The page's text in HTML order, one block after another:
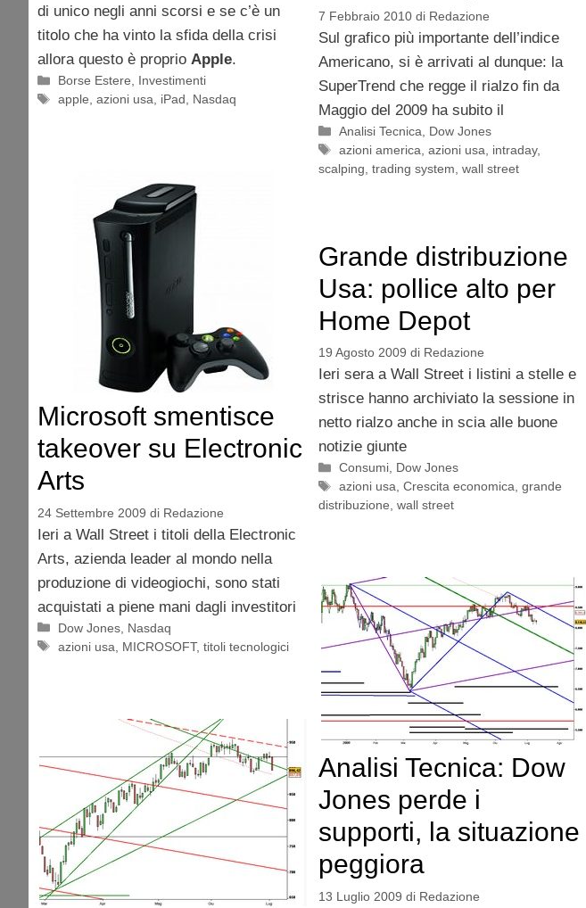
di unico negli anni scorsi e se c’è un
titolo che ha vinto la sfida della crisi
allora questo è proprio Apple.
Categorie
Borse Estere, Investimenti
Tag
apple,azioni usa, iPad, Nasdaq
7 Febbraio 2010 di Redazione
Sul grafico più importante dell’indice
Americano, si è arrivati al dunque: la
SuperTrend che regge il rialzo fin da
Maggio del 2009 ha subito il
Categorie
Analisi Tecnica
Dow Jones
Tag
azioni america ,azioni usa intraday,
scalping trading system wall street
Microsoft smentisce
takeover su Electronic
Arts
24 Settembre 2009 di Redazione
Ieri a Wall Street i titoli della Electronic
Arts, azienda leader al mondo nella
produzione di videogiochi, sono stati
acquistati a piene mani dagli investitori
Categorie
Dow Jones Nasdaq
Tag
azioni usa MICROSOFT,titoli tecnologici
Grande distribuzione
Usa: pollice alto per
Home Depot
19 Agosto 2009 di Redazione
Ieri sera a Wall Street i listini a stelle e
strisce hanno archiviato la sessione in
netto rialzo anche in scia alle buone
notizie giunte
Categorie
Consumi, Dow Jones
Tag
azioni usa,Crescita economica,grande
distribuzione, wall street
Analisi Tecnica: Dow
Jones perde i
supporti, la situazione
peggiora
13 Luglio 2009 di Redazione